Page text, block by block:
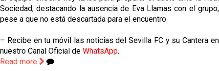
Sociedad, destacando la ausencia de Eva Llamas con el grupo,
pese a que no está descartada para el encuentro
– Recibe en tu móvil las noticias del Sevilla FC y su Cantera en
nuestro Canal Oficial de WhatsApp.
Read more